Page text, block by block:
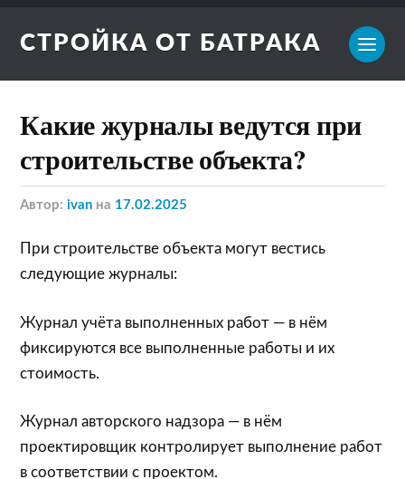
СТРОЙКА ОТ БАТРАКА
Какие журналы ведутся при
строительстве объекта?
Автор:ivan на 17.02.2025
При строительстве объекта могут вестись
следующие журналы:
Журнал учёта выполненных работ — в нём
фиксируются все выполненные работы и их
стоимость.
Журнал авторского надзора — в нём
проектировщик контролирует выполнение работ
в соответствии с проектом.